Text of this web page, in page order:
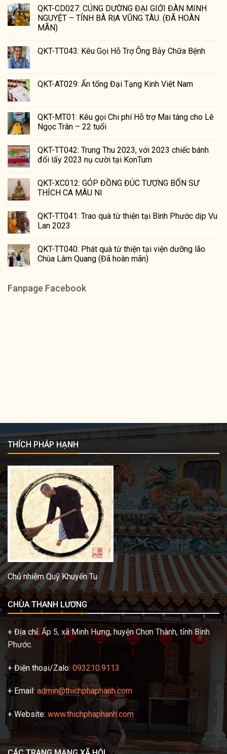
QKT-CD027: CÚNG DƯỜNG ĐẠI GIỚI ĐÀN MINH
NGUYỆT – TỈNH BÀ RỊA VŨNG TÀU. (ĐÃ HOÀN
MÃN)
QKT-TT043: Kêu Gọi Hỗ Trợ Ông Bảy Chữa Bệnh
QKT-AT029: Ấn tống Đại Tạng Kinh Việt Nam
QKT-MT01: Kêu gọi Chi phí Hỗ trợ Mai táng cho Lê
Ngọc Trân – 22 tuổi
QKT-TT042: Trung Thu 2023, với 2023 chiếc bánh
đổi lấy 2023 nụ cười tại KonTum
QKT-XC012: GÓP ĐỒNG ĐÚC TƯỢNG BỔN SƯ
THÍCH CA MÂU NI
QKT-TT041: Trao quà từ thiện tại Bình Phước dịp Vu
Lan 2023
QKT-TT040: Phát quà từ thiện tại viện dưỡng lão
Chùa Lâm Quang (Đã hoàn mãn)
Fanpage Facebook
THÍCH PHÁP HẠNH
Chủ nhiệm Quỹ Khuyến Tu
CHÙA THANH LƯƠNG
+ Địa chỉ:Ấp 5, xã Minh Hưng, huyện Chơn Thành, tỉnh Bình
Phước.
+ Điện thoại/Zalo: 093210.9113
+ Email:admin@thichphaphanh.com
+ Website: www.thichphaphanh.com